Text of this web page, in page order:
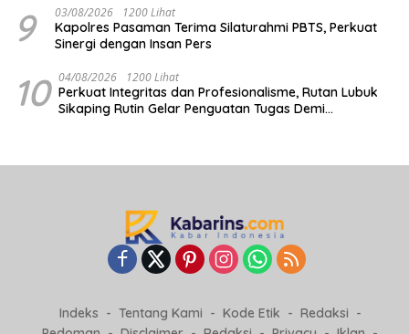
9 03/08/2026 1200 Lihat
Kapolres Pasaman Terima Silaturahmi PBTS, Perkuat
Sinergi dengan Insan Pers
10 04/08/2026 1200 Lihat
Perkuat Integritas dan Profesionalisme, Rutan Lubuk
Sikaping Rutin Gelar Penguatan Tugas Demi
Indeks Tentang Kami Kode Etik
Redaksi